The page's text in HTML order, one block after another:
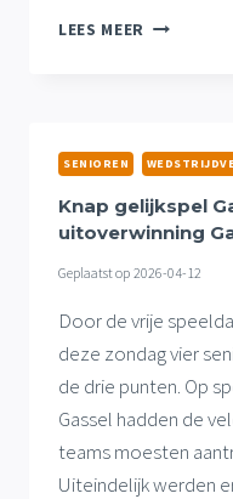
LEES MEER MOOIE
DRIE
PUNTEN
GASSEL
VR18+1
SENIOREN
Knap gelijkspel
uitoverwinning
Geplaatst op 2026-04-12
Door de vrije
deze zondag vier
de drie punten. Op
Gassel hadden de
teams moesten
Uiteindelijk werden